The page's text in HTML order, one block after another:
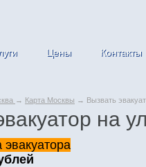
Цены Контакты
→ Карта Москвы → Вызвать
на